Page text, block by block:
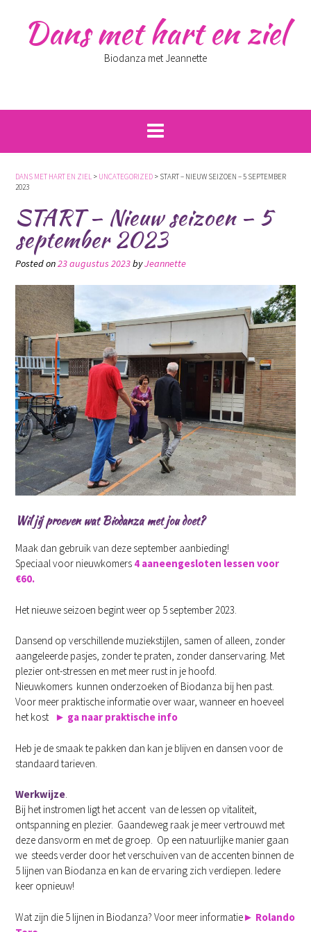
contentDans met hart en ziel
Biodanza met Jeannette
DANS MET HART EN ZIEL > UNCATEGORIZED > START – NIEUW SEIZOEN – 5 SEPTEMBER
2023
START – Nieuw seizoen – 5
september 2023
Posted on23 augustus 2023byJeannette
Wil jij proeven wat Biodanza met jou doet?
Maak dan gebruik van deze september aanbieding!
Speciaal voor nieuwkomers 4 aaneengesloten lessen voor
€60.
Het nieuwe seizoen begint weer op 5 september 2023.
Dansend op verschillende muziekstijlen, samen of alleen, zonder
aangeleerde pasjes, zonder te praten, zonder danservaring. Met
plezier ont-stressen en met meer rust in je hoofd.
Nieuwkomers kunnen onderzoeken of Biodanza bij hen past.
Voor meer praktische informatie over waar, wanneer en hoeveel
het kost
► ga naar praktische info
Heb je de smaak te pakken dan kan je blijven en dansen voor de
standaard tarieven.
Werkwijze.
Bij het instromen ligt het accent van de lessen op vitaliteit,
ontspanning en plezier. Gaandeweg raak je meer vertrouwd met
deze dansvorm en met de groep. Op een natuurlijke manier gaan
we steeds verder door het verschuiven van de accenten binnen de
5 lijnen van Biodanza en kan de ervaring zich verdiepen. Iedere
keer opnieuw!
Wat zijn die 5 lijnen in Biodanza? Voor meer informatie► Rolando